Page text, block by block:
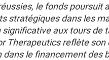
le fonds poursuit
stratégiques dans les
aux tours de
Therapeutics reflète son
le financement des